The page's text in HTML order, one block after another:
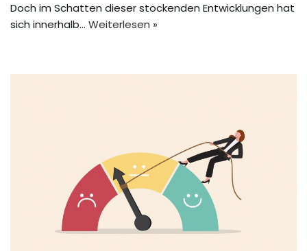
Doch im Schatten dieser stockenden Entwicklungen hat
sich innerhalb… Weiterlesen »